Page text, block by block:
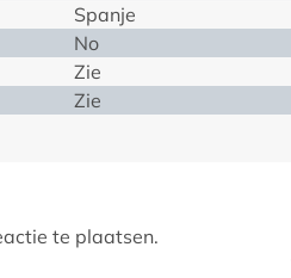
Spanje
No
Zie
Zie
te plaatsen.